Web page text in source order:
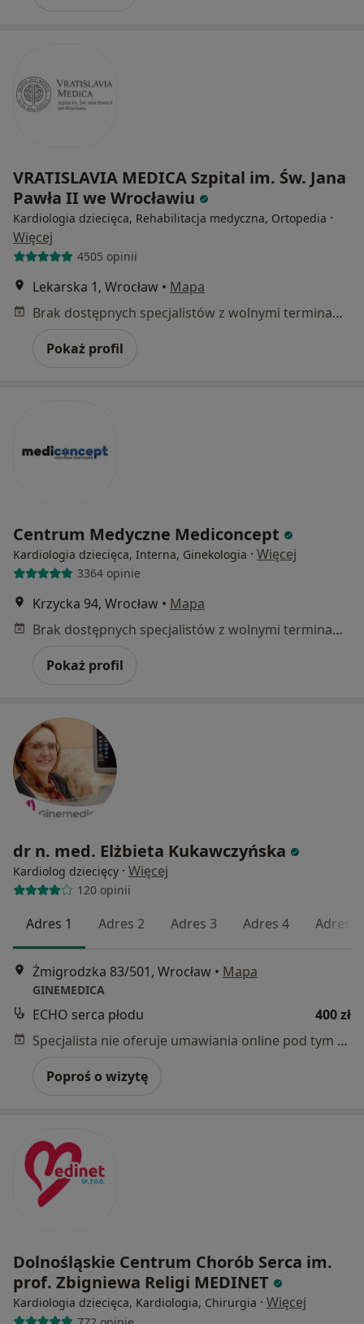
VRATISLAVIA MEDICA Szpital im. Św. Jana
Pawła II we Wrocławiu
Kardiologia dziecięca, Rehabilitacja medyczna, Ortopedia ·
Więcej
4505 opinii
Lekarska 1, Wrocław • Mapa
Brak dostępnych specjalistów z wolnymi terminami w tym centrum medycznym.
Pokaż profil
Centrum Medyczne Mediconcept
Kardiologia dziecięca, Interna, Ginekologia · Więcej
3364 opinie
Krzycka 94, Wrocław • Mapa
Brak dostępnych specjalistów z wolnymi terminami w tym centrum medycznym.
Pokaż profil
dr n. med. Elżbieta Kukawczyńska
Kardiolog dziecięcy · Więcej
120 opinii
Adres 1 Adres 2 Adres 3 Adres 4 Adres 5
Żmigrodzka 83/501, Wrocław • Mapa
GINEMEDICA
ECHO serca płodu
400 zł
Specjalista nie oferuje umawiania online pod tym adresem.
Poproś o wizytę
Dolnośląskie Centrum Chorób Serca im.
prof. Zbigniewa Religi MEDINET
Kardiologia dziecięca, Kardiologia, Chirurgia · Więcej